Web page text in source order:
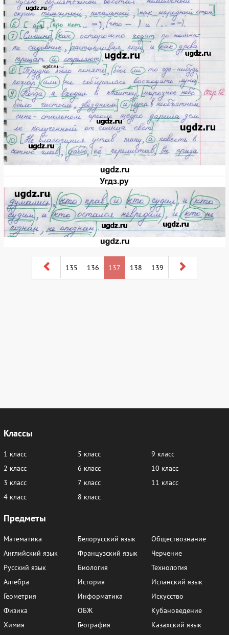
135 136 137 138 139
Классы
1 класс
2 класс
3 класс
4 класс
5 класс
6 класс
7 класс
8 класс
9 класс
10 класс
11 класс
Предметы
Математика
Английский язык
Русский язык
Алгебра
Геометрия
Физика
Химия
Белорусский язык
Французский язык
Биология
История
Информатика
ОБЖ
География
Обществознание
Черчение
Технология
Испанский язык
Искусство
Кубановедение
Казахский язык